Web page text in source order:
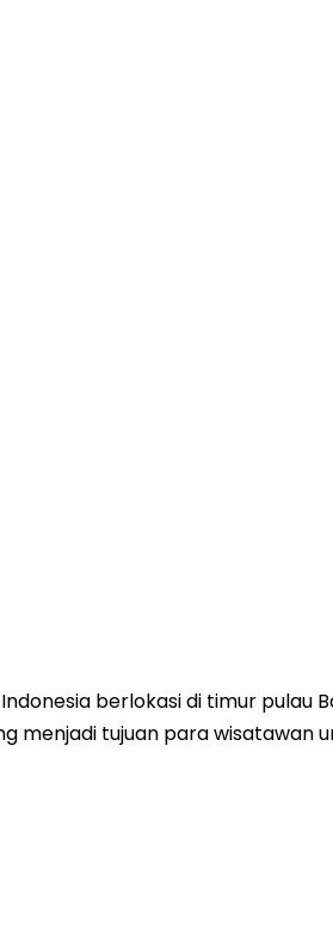
berlokasi di timur
tujuan para wisatawan